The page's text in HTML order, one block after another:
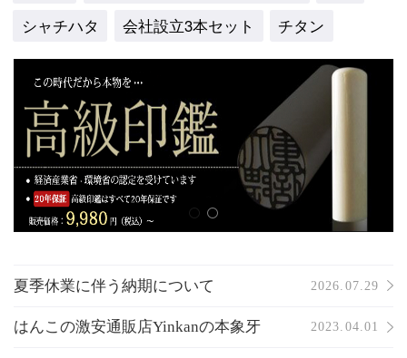
シャチハタ
会社設立3本セット チタン
夏季休業に伴う納期について 2026.07.29
はんこの激安通販店Yinkanの本象牙 2023.04.01